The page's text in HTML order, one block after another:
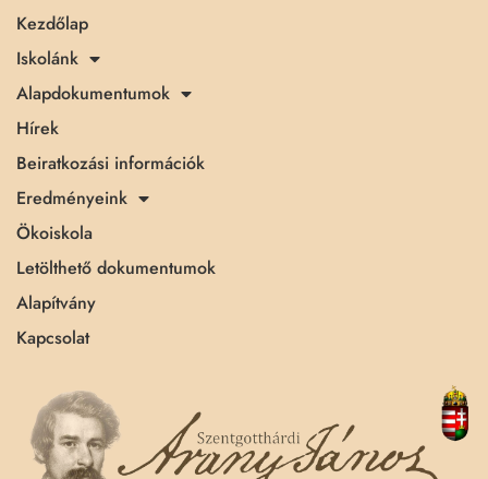
Kezdőlap
Iskolánk
Alapdokumentumok
Hírek
Beiratkozási információk
Eredményeink
Ökoiskola
Letölthető dokumentumok
Alapítvány
Kapcsolat